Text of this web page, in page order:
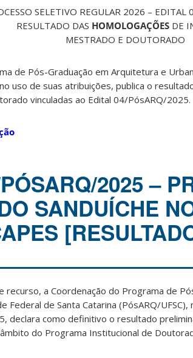
SELETIVO REGULAR 2026 –
RESULTADO DAS HOMOLOGAÇÕES DE
MESTRADO E DOUTORADO
de Pós-Graduação em Arquitetura e
uso de suas atribuições, publica o
vinculadas ao Edital 04/PósARQ/2025.
2025 –
SANDUÍCHE
recurso, a Coordenação do Programa de
Federal de Santa Catarina (PósARQ/
declara como definitivo o resultado
do Programa Institucional de